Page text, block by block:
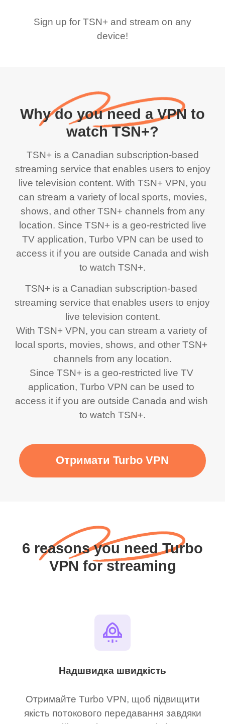
Sign up for TSN+ and stream on any
device!
Why do you need a VPN to
watch TSN+?
TSN+ is a Canadian subscription-based
streaming service that enables users to enjoy
live television content. With TSN+ VPN, you
can stream a variety of local sports, movies,
shows, and other TSN+ channels from any
location. Since TSN+ is a geo-restricted live
TV application, Turbo VPN can be used to
access it if you are outside Canada and wish
to watch TSN+.
TSN+ is a Canadian subscription-based
streaming service that enables users to enjoy
live television content.
With TSN+ VPN, you can stream a variety of
local sports, movies, shows, and other TSN+
channels from any location.
Since TSN+ is a geo-restricted live TV
application, Turbo VPN can be used to
access it if you are outside Canada and wish
to watch TSN+.
Отримати Turbo VPN
6 reasons you need Turbo
VPN for streaming
Надшвидка швидкість
Отримайте Turbo VPN, щоб підвищити
якість потокового передавання завдяки